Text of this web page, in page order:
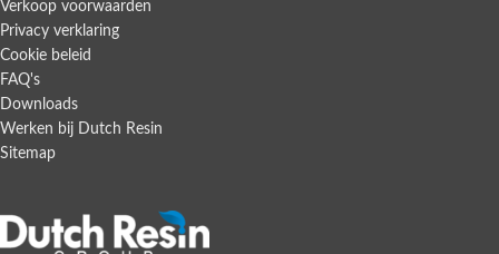
Verkoop voorwaarden
Privacy verklaring
Cookie beleid
FAQ's
Downloads
Werken bij Dutch Resin
Sitemap